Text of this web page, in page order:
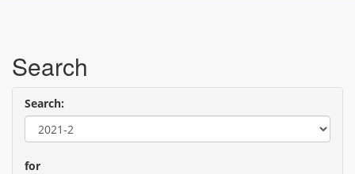
Search
Search:
for